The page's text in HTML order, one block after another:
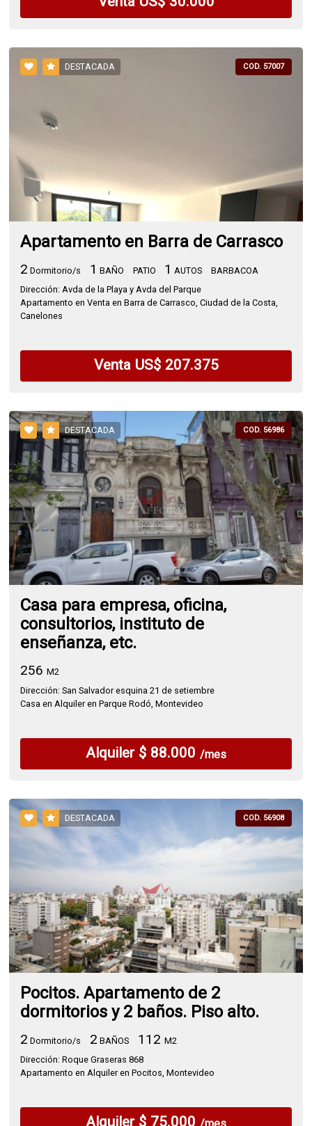
DESTACADA COD. 57007
Apartamento en Barra de Carrasco
2 Dormitorio/s 1 BAÑO PATIO 1 AUTOS
BARBACOA
Dirección: Avda de la Playa y Avda del Parque
Apartamento en Venta en Barra de Carrasco, Ciudad de la Costa,
Canelones
Venta US$ 207.375
DESTACADA COD. 56986
Casa para empresa, oficina,
consultorios, instituto de
enseñanza, etc.
256 M2
Dirección: San Salvador esquina 21 de setiembre
Casa en Alquiler en Parque Rodó, Montevideo
Alquiler $ 88.000 /mes
DESTACADA COD. 56908
Pocitos. Apartamento de 2
dormitorios y 2 baños. Piso alto.
2 Dormitorio/s 2 BAÑOS 112 M2
Dirección: Roque Graseras 868
Apartamento en Alquiler en Pocitos, Montevideo
Alquiler $ 75.000 /mes